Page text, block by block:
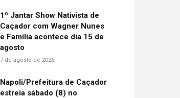
1º Jantar Show Nativista de
Caçador com Wagner Nunes
e Família acontece dia 15 de
agosto
7 de agosto de 2026
Napoli/Prefeitura de Caçador
estreia sábado (8) no